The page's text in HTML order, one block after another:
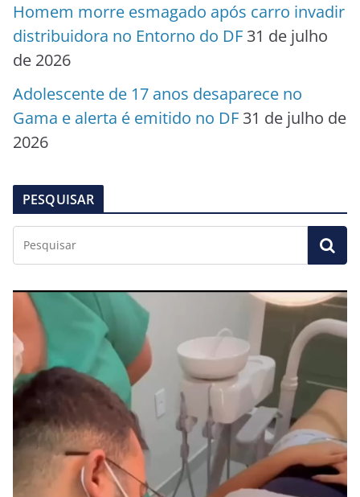
Homem morre esmagado após carro invadir
distribuidora no Entorno do DF 31 de julho
de 2026
Adolescente de 17 anos desaparece no
Gama e alerta é emitido no DF 31 de julho de
2026
PESQUISAR